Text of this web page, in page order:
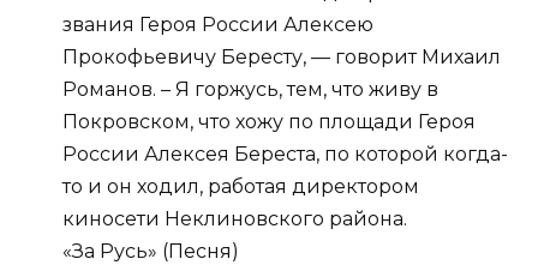
звания Героя России Алексею
Прокофьевичу Бересту, — говорит Михаил
Романов. – Я горжусь, тем, что живу в
Покровском, что хожу по площади Героя
России Алексея Береста, по которой когда-
то и он ходил, работая директором
киносети Неклиновского района.
«За Русь» (Песня)